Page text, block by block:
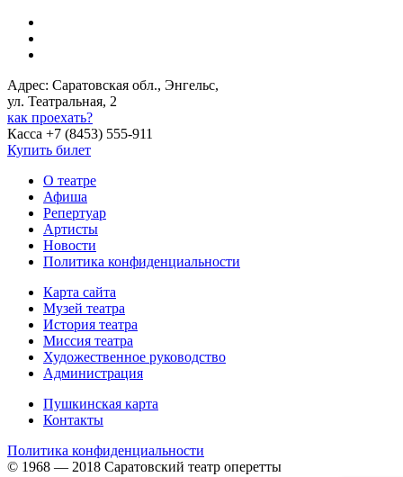
Адрес: Саратовская обл., Энгельс,
ул. Театральная, 2
как проехать?
Касса +7 (8453) 555-911
Купить билет
О театре
Афиша
Репертуар
Артисты
Новости
Политика конфиденциальности
Карта сайта
Музей театра
История театра
Миссия театра
Художественное руководство
Администрация
Пушкинская карта
Контакты
Политика конфиденциальности
© 1968 — 2018 Саратовский театр оперетты